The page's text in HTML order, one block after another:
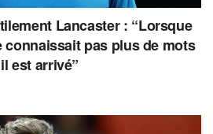
Lancaster : “Lorsque
connaissait pas plus de mots
est arrivé”